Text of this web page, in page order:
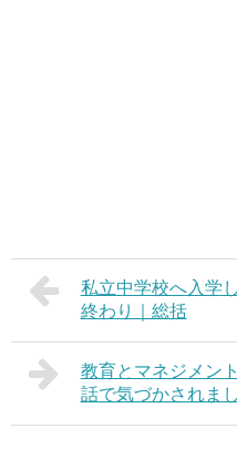
私立中学校へ入学
終わり｜総括
教育とマネジメン
話で気づかされま